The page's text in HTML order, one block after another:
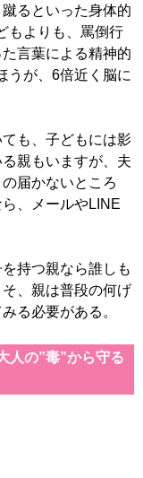
るといった身体的
もよりも、罵倒行
言葉による精神的
うが、6倍近く脳に
ても、子どもには影
親もいますが、夫
届かないところ
、メールやLINE
持つ親なら誰しも
、親は普段の何げ
る必要がある。
人の”毒”から守る